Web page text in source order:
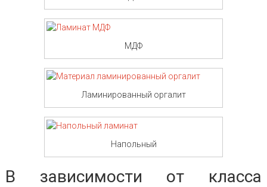
МДФ
Ламинированный оргалит
Напольный
В зависимости от класса